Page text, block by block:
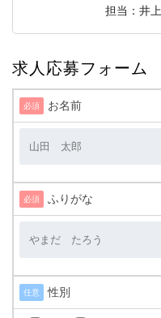
担当：井上
求人応募フォーム
必須 お名前
必須 ふりがな
任意 性別